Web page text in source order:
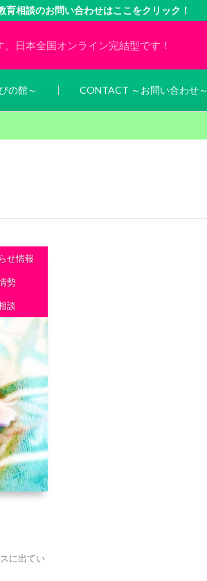
育相談のお問い合わせはここをクリック！
日本全国オンライン完結型です！
の館～ CONTACT ～お問い合わせ～
せ情報
勢
談
に出てい